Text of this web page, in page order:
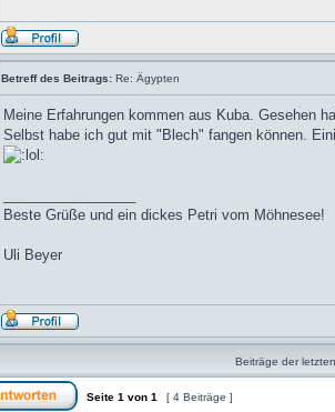
Betreff des Beitrags: Re: Ägypten
Meine Erfahrungen kommen aus Kuba. Gesehen
Selbst habe ich gut mit "Blech" fangen können.
Beste Grüße und ein dickes Petri vom Möhnesee!
Uli Beyer
Beiträge der
Seite 1 von 1 [ 4 Beiträge ]